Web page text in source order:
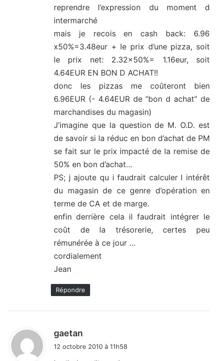
reprendre l’expression du moment d
intermarché
mais je recois en cash back: 6.96
x50%=3.48eur + le prix d’une pizza, soit
le prix net: 2.32×50%= 1.16eur, soit
4.64EUR EN BON D ACHAT!!
donc les pizzas me coûteront bien
6.96EUR (- 4.64EUR de “bon d achat” de
marchandises du magasin)
J’imagine que la question de M. O.D. est
de savoir si la réduc en bon d’achat de PM
se fait sur le prix impacté de la remise de
50% en bon d’achat…
PS; j ajoute qu i faudrait calculer l intérêt
du magasin de ce genre d’opération en
terme de CA et de marge.
enfin derrière cela il faudrait intégrer le
coût de la trésorerie, certes peu
rémunérée à ce jour …
cordialement
Jean
Répondre
gaetan
12 octobre 2010 à 11h58